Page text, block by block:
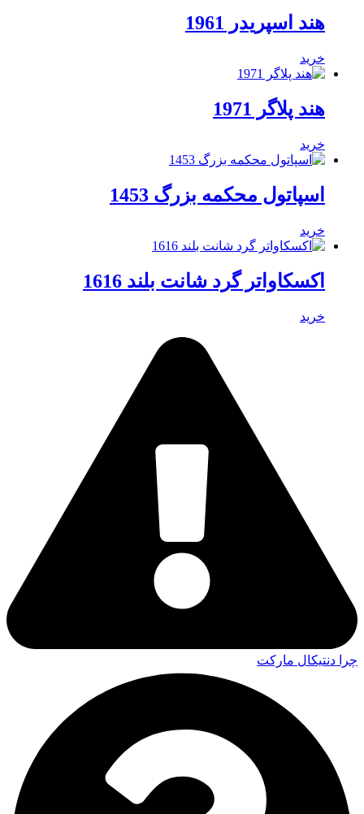
هند اسپریدر 1961
خرید
هند پلاگر 1971
خرید
اسپاتول محکمه بزرگ 1453
خرید
اکسکاواتر گرد شانت بلند 1616
خرید
چرا دنتیکال مارکت